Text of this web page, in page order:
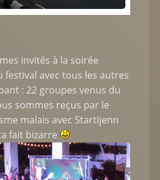
invités à la soirée
festival avec tous les autres
: 22 groupes venus du
sommes reçus par le
malais avec Startijenn
fait bizarre